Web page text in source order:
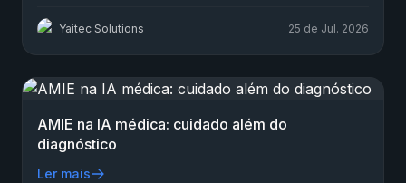
Yaitec Solutions 25 de Jul. 2026
AMIE na IA médica: cuidado além do
diagnóstico
Ler mais